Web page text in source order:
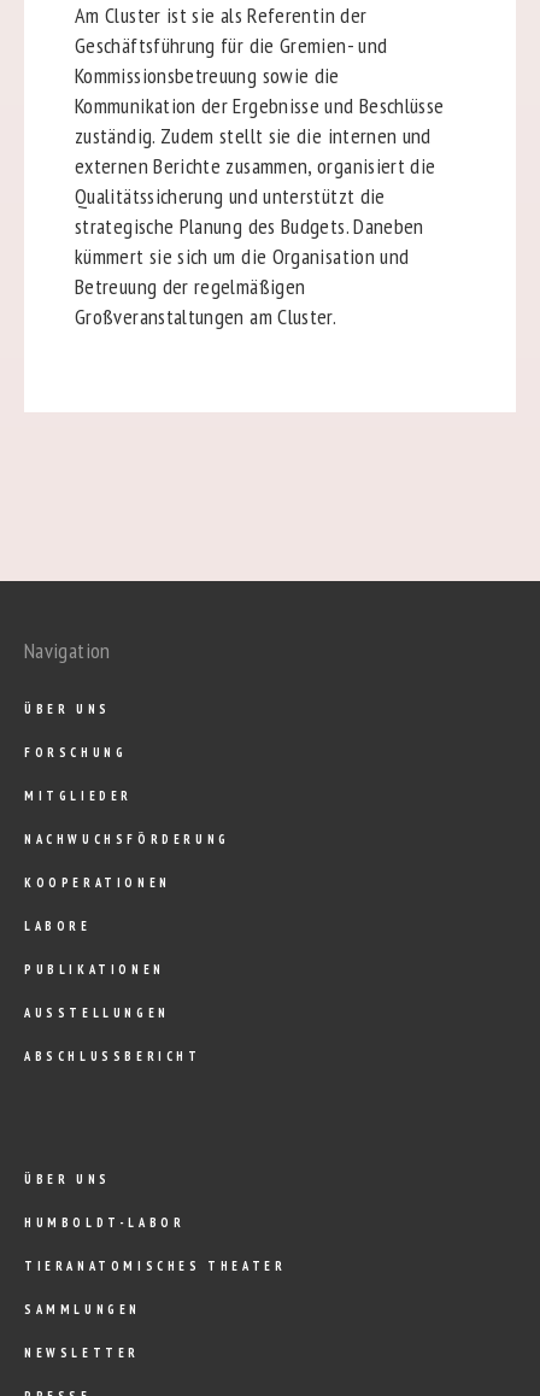
Am Cluster ist sie als Referentin der
Geschäftsführung für die Gremien- und
Kommissionsbetreuung sowie die
Kommunikation der Ergebnisse und Beschlüsse
zuständig. Zudem stellt sie die internen und
externen Berichte zusammen, organisiert die
Qualitätssicherung und unterstützt die
strategische Planung des Budgets. Daneben
kümmert sie sich um die Organisation und
Betreuung der regelmäßigen
Großveranstaltungen am Cluster.
Navigation
ÜBER UNS
FORSCHUNG
MITGLIEDER
NACHWUCHSFÖRDERUNG
KOOPERATIONEN
LABORE
PUBLIKATIONEN
AUSSTELLUNGEN
ABSCHLUSSBERICHT
ÜBER UNS
HUMBOLDT-LABOR
TIERANATOMISCHES THEATER
SAMMLUNGEN
NEWSLETTER